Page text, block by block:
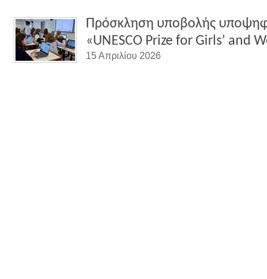
Πρόσκληση υποβολής
«UNESCO Prize for Girls’ and
15 Απριλίου 2026